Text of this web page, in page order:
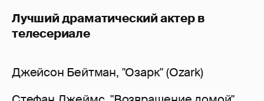
Лучший драматический актер в
телесериале
Джейсон Бейтман, "Озарк" (Ozark)